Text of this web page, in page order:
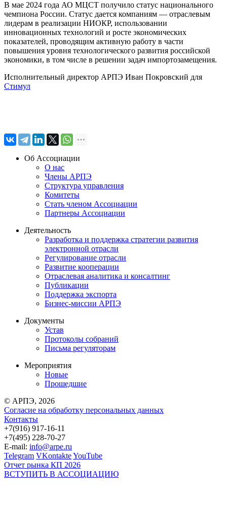
В мае 2024 года АО МЦСТ получило статус национального
чемпиона России. Статус дается компаниям — отраслевым
лидерам в реализации НИОКР, использовании
инновационных технологий и росте экономических
показателей, проводящим активную работу в части
повышения уровня технологического развития российской
экономики, в том числе в решении задач импортозамещения.
Исполнительный директор АРПЭ Иван Покровский для
Стимул
Об Ассоциации
О нас
Члены АРПЭ
Структура управления
Комитеты
Стать членом Ассоциации
Партнеры Ассоциации
Деятельность
Разработка и поддержка стратегии развития
электронной отрасли
Регулирование отрасли
Развитие кооперации
Отраслевая аналитика и консалтинг
Публикации
Поддержка экспорта
Бизнес-миссии АРПЭ
Документы
Устав
Протоколы собраний
Письма регуляторам
Мероприятия
Новые
Прошедшие
© АРПЭ, 2026
Согласие на обработку персональных данных
Контакты
+7(916) 917-16-11
+7(495) 228-70-27
E-mail: info@arpe.ru
Telegram VKontakteYouTube
Отчет рынка КП 2026
ВСТУПИТЬ В АССОЦИАЦИЮ